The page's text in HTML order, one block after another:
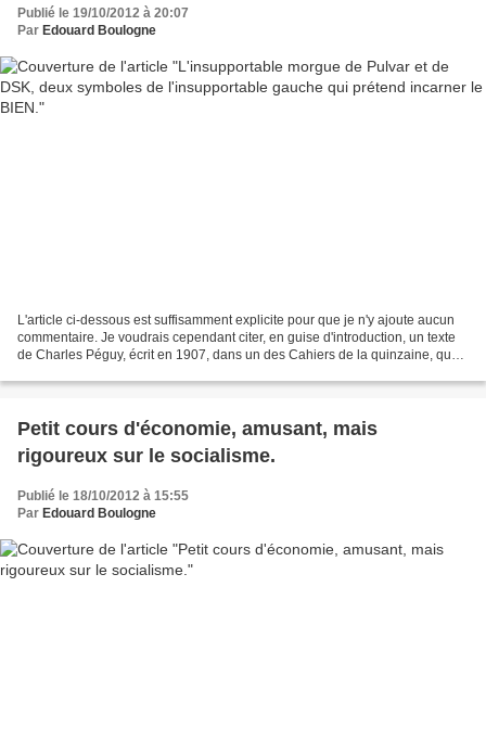
Publié le 19/10/2012 à 20:07
Par Edouard Boulogne
L'article ci-dessous est suffisamment explicite pour que je n'y ajoute aucun
commentaire. Je voudrais cependant citer, en guise d'introduction, un texte
de Charles Péguy, écrit en 1907, dans un des Cahiers de la quinzaine, que
Petit cours d'économie, amusant, mais
rigoureux sur le socialisme.
Publié le 18/10/2012 à 15:55
Par Edouard Boulogne